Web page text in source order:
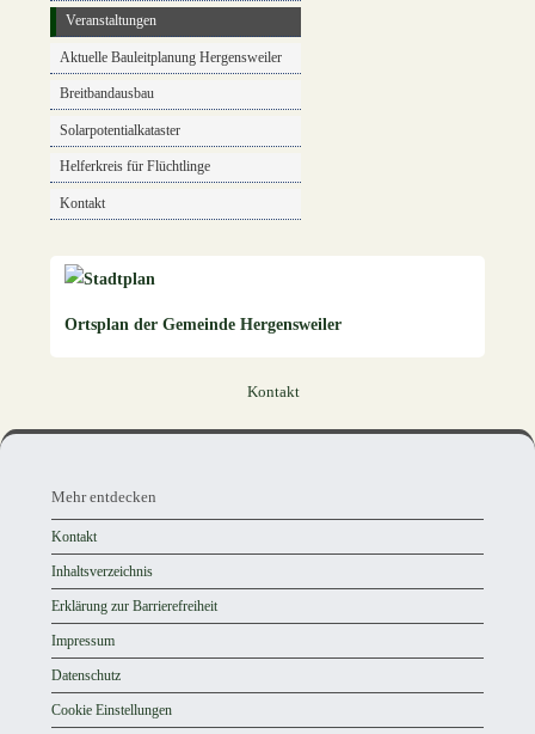
Veranstaltungen
Aktuelle Bauleitplanung Hergensweiler
Breitbandausbau
Solarpotentialkataster
Helferkreis für Flüchtlinge
Kontakt
Ortsplan der Gemeinde Hergensweiler
Kontakt
entdecken,
Öffnungszeiten
und
Anschrift
und
Kontakt
Mehr entdecken
Kontakt
Inhaltsverzeichnis
Erklärung zur Barrierefreiheit
Impressum
Datenschutz
Cookie Einstellungen